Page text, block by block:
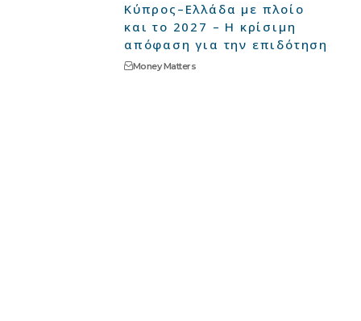
Κύπρος–Ελλάδα με πλοίο
και το 2027 – Η κρίσιμη
απόφαση για την επιδότηση
Money Matters